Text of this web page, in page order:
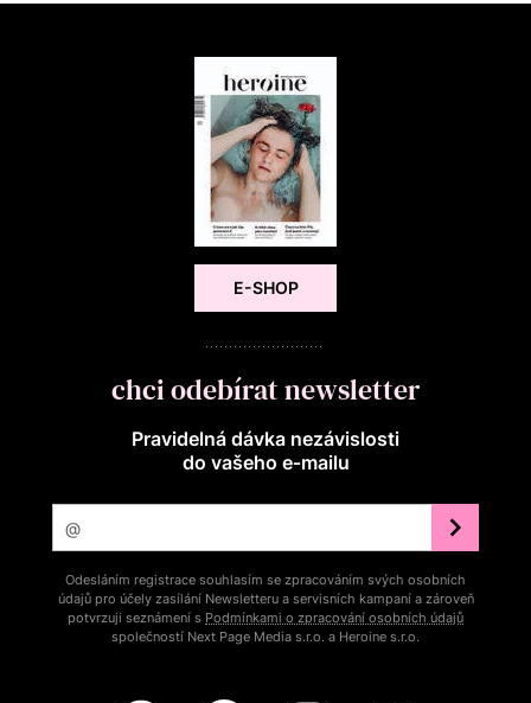
E-SHOP
chci odebírat newsletter
Pravidelná dávka nezávislosti
do vašeho e‑mailu
Odesláním registrace souhlasím se zpracováním svých osobních
údajů pro účely zasílání Newsletteru a servisních kampaní a zároveň
potvrzuji seznámení s Podmínkami o zpracování osobních údajů
společností Next Page Media s.r.o. a Heroine s.r.o.